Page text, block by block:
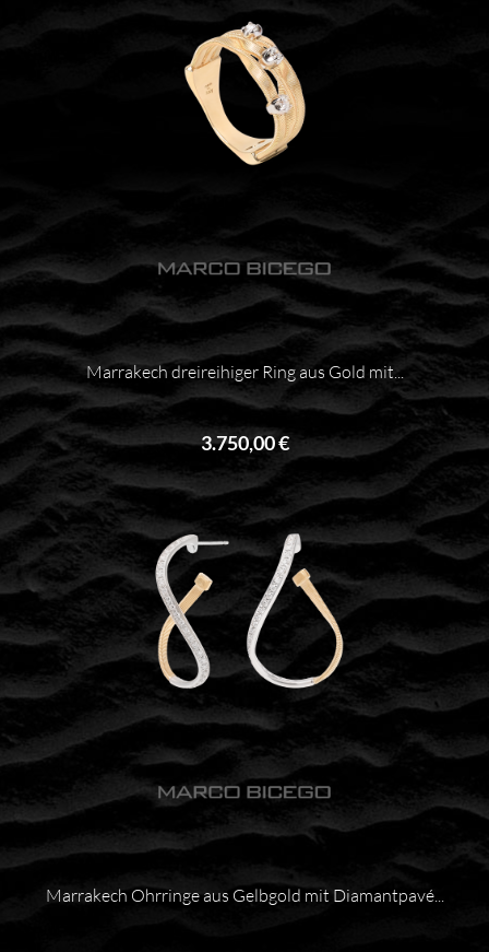
Marrakech dreireihiger Ring aus Gold mit...
3.750,00 €
Marrakech Ohrringe aus Gelbgold mit Diamantpavé...